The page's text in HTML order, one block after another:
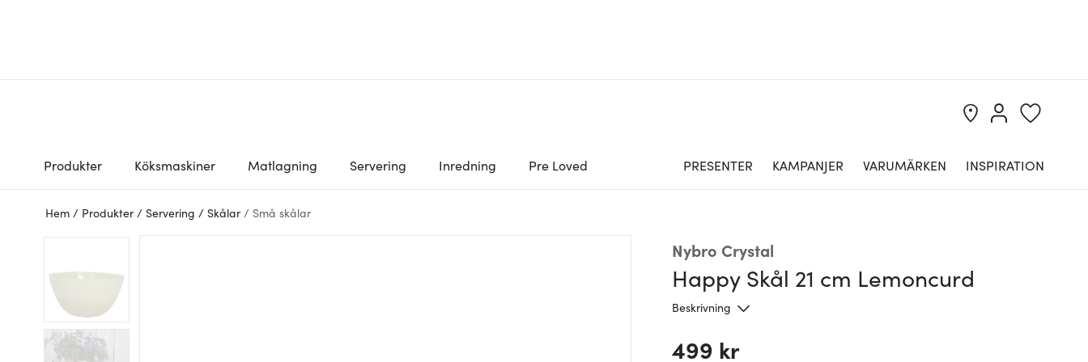
Produkter Köksmaskiner Matlagning Servering Inredning Pre Loved PRESENTER KAMPANJER VARUMÄRKEN INSPIRATION
Hem / Produkter / Servering / Skålar / Små skålar
Nybro Crystal
Happy Skål 21 cm Lemoncurd
Beskrivning
499 kr